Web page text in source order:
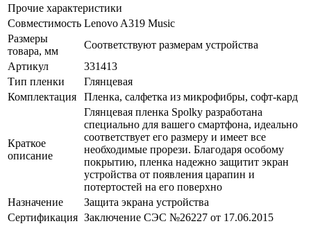
Прочие характеристики
Совместимость Lenovo A319 Music
Размеры
товара, мм
Соответствуют размерам устройства
Артикул
331413
Тип пленки
Глянцевая
Комплектация
Пленка, салфетка из микрофибры, софт-кард
Краткое
описание
Глянцевая пленка Spolky разработана
специально для вашего смартфона, идеально
соответствует его размеру и имеет все
необходимые прорези. Благодаря особому
покрытию, пленка надежно защитит экран
устройства от появления царапин и
потертостей на его поверхно
Назначение
Защита экрана устройства
Сертификация Заключение СЭС №26227 от 17.06.2015